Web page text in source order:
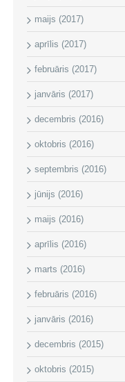
maijs (2017)
aprīlis (2017)
februāris (2017)
janvāris (2017)
decembris (2016)
oktobris (2016)
septembris (2016)
jūnijs (2016)
maijs (2016)
aprīlis (2016)
marts (2016)
februāris (2016)
janvāris (2016)
decembris (2015)
oktobris (2015)